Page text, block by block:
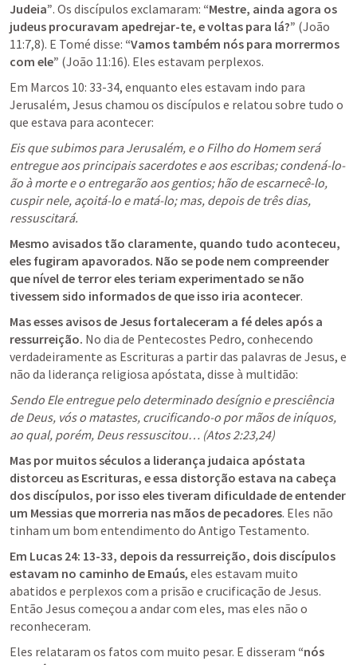
Judeia”. Os discípulos exclamaram: “Mestre, ainda agora os
judeus procuravam apedrejar-te, e voltas para lá?” (João
11:7,8). E Tomé disse: “Vamos também nós para morrermos
com ele” (João 11:16). Eles estavam perplexos.
Em Marcos 10: 33-34, enquanto eles estavam indo para
Jerusalém, Jesus chamou os discípulos e relatou sobre tudo o
que estava para acontecer:
Eis que subimos para Jerusalém, e o Filho do Homem será
entregue aos principais sacerdotes e aos escribas; condená-lo-
ão à morte e o entregarão aos gentios; hão de escarnecê-lo,
cuspir nele, açoitá-lo e matá-lo; mas, depois de três dias,
ressuscitará.
Mesmo avisados tão claramente, quando tudo aconteceu,
eles fugiram apavorados. Não se pode nem compreender
que nível de terror eles teriam experimentado se não
tivessem sido informados de que isso iria acontecer.
Mas esses avisos de Jesus fortaleceram a fé deles após a
ressurreição. No dia de Pentecostes Pedro, conhecendo
verdadeiramente as Escrituras a partir das palavras de Jesus, e
não da liderança religiosa apóstata, disse à multidão:
Sendo Ele entregue pelo determinado desígnio e presciência
de Deus, vós o matastes, crucificando-o por mãos de iníquos,
ao qual, porém, Deus ressuscitou… (Atos 2:23,24)
Mas por muitos séculos a liderança judaica apóstata
distorceu as Escrituras, e essa distorção estava na cabeça
dos discípulos, por isso eles tiveram dificuldade de entender
um Messias que morreria nas mãos de pecadores. Eles não
tinham um bom entendimento do Antigo Testamento.
Em Lucas 24: 13-33, depois da ressurreição, dois discípulos
estavam no caminho de Emaús, eles estavam muito
abatidos e perplexos com a prisão e crucificação de Jesus.
Então Jesus começou a andar com eles, mas eles não o
reconheceram.
Eles relataram os fatos com muito pesar. E disseram “nós